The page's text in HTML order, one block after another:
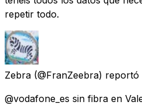
repetir todo.
Zebra (@FranZeebra) reportó
@vodafone_es sin fibra en